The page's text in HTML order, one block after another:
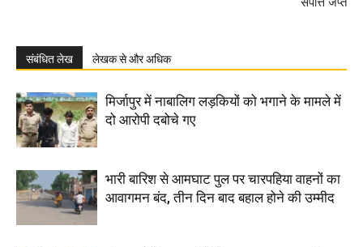
संबंधित लेख लेखक से और अधिक
मिर्जापुर में नाबालिग लड़कियों को भगाने के मामले में
दो आरोपी दबोचे गए
भारी बारिश से आमघाट पुल पर चारपहिया वाहनों का
आवागमन बंद, तीन दिन बाद बहाल होने की उम्मीद